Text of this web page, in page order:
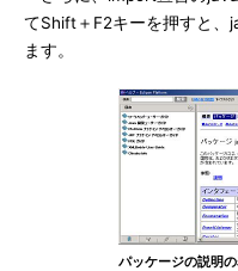
てShift＋F2キーを押すと、
ます。
パッケージの説明